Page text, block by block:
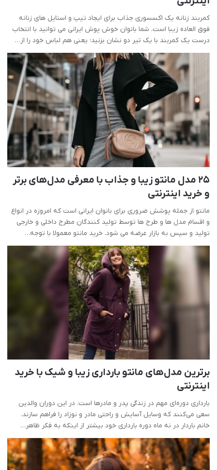
کمربند زنانه یک اکسسوری جذاب برای ایجاد تیپ و استایل های زنانه
فوق العاده زیبا است. شما بانوان خوش پوش ایرانی می توانید با انتخاب
درست یک کمربند با یک تیر دو نشان بزنید؛ یعنی هم لباس خود را از…
25 مدل مانتو زیبا و جذاب با معرفی مدل‌های برتر
و خرید اینترنتی
مانتو از جمله پوشش ضروری برای بانوان ایرانی است که امروزه در انواع
و اقسام مدل ها و طرح ها توسط تولید کنندگان مطرح داخلی و خارجی
تولید و سپس به بازار عرضه می شود. خرید مانتو معمولا با توجه…
برترین مدل‌های مانتو بارداری زیبا و شیک با خرید
اینترنتی
بارداری دوره‌ای مهم در زندگی پدر و مادرها است. در این دوران والدین
سعی می‌کنند که وسایل آسایش و راحتی مادر و نوزاد را فراهم سازند.
خانم باردار در نه ماه دوره بارداری خود بیشتر از اینکه به فکر ظاهر…